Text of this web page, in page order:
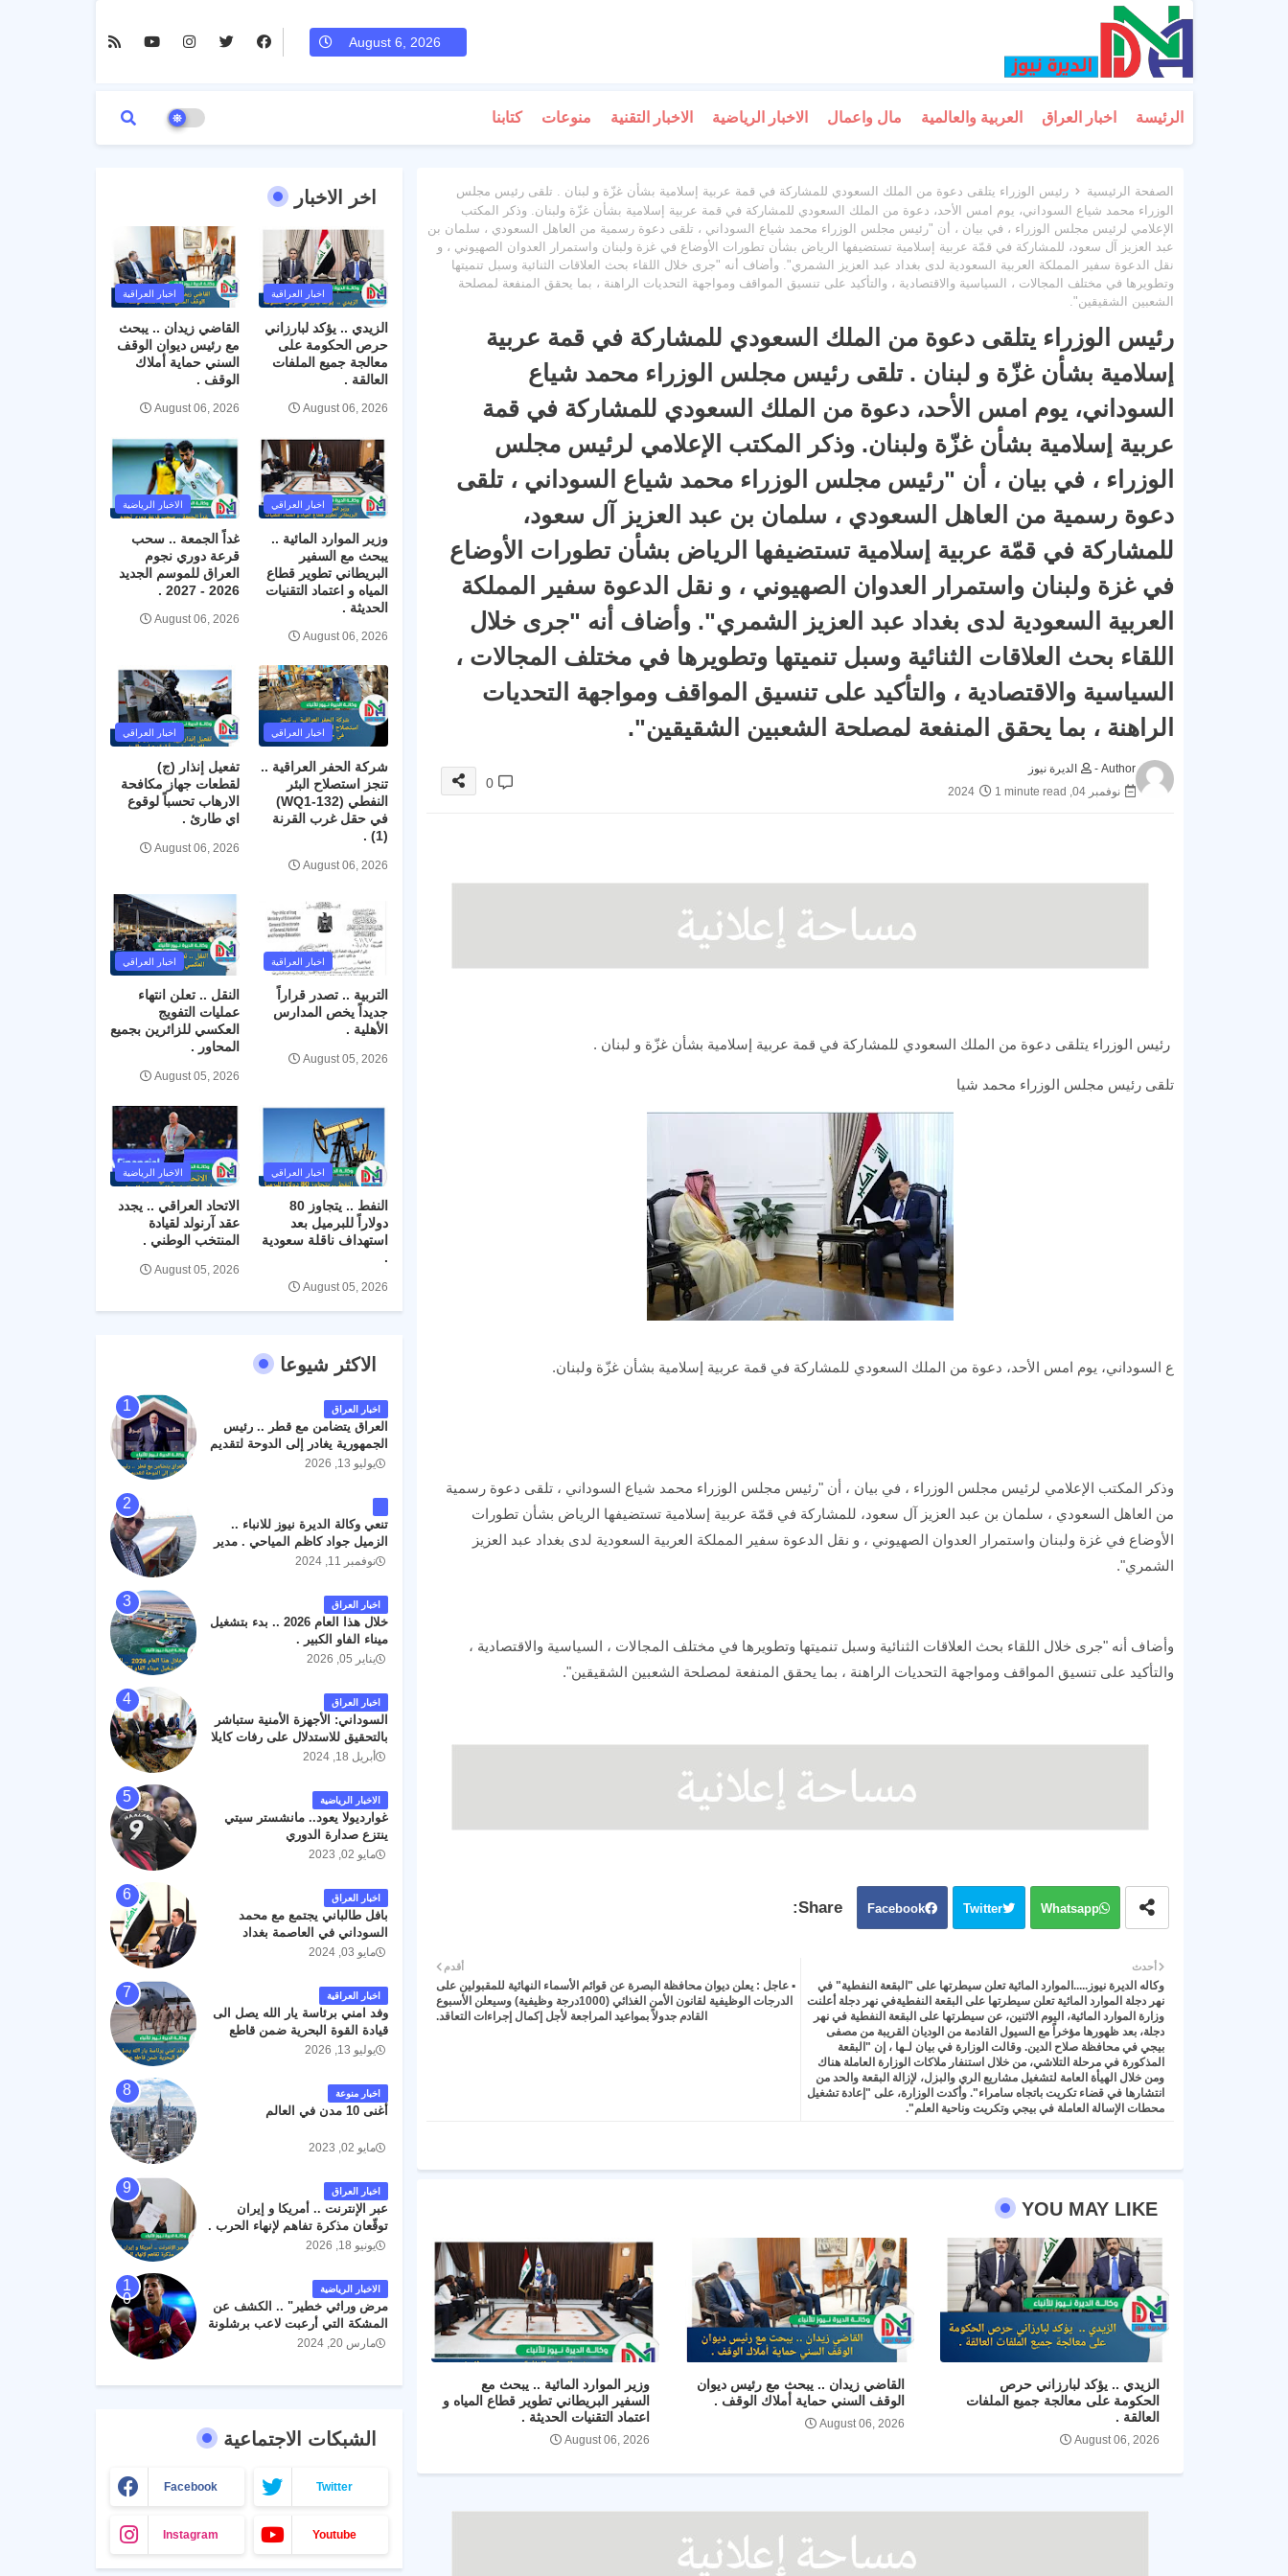
August 6, 2026
الرئيسة اخبار العراق العربية والعالمية مال واعمال الاخبار الرياضية الاخبار التقنية منوعات كتابنا
الصفحة الرئيسية
رئيس الوزراء يتلقى دعوة من الملك السعودي للمشاركة في قمة عربية إسلامية بشأن غزّة و لبنان . تلقى رئيس مجلس
الوزراء محمد شياع السوداني، يوم امس الأحد، دعوة من الملك السعودي للمشاركة في قمة عربية إسلامية بشأن غزّة ولبنان. وذكر المكتب
الإعلامي لرئيس مجلس الوزراء ، في بيان ، أن "رئيس مجلس الوزراء محمد شياع السوداني ، تلقى دعوة رسمية من العاهل السعودي ، سلمان بن
عبد العزيز آل سعود، للمشاركة في قمّة عربية إسلامية تستضيفها الرياض بشأن تطورات الأوضاع في غزة ولبنان واستمرار العدوان الصهيوني ، و
نقل الدعوة سفير المملكة العربية السعودية لدى بغداد عبد العزيز الشمري". وأضاف أنه "جرى خلال اللقاء بحث العلاقات الثنائية وسبل تنميتها
وتطويرها في مختلف المجالات ، السياسية والاقتصادية ، والتأكيد على تنسيق المواقف ومواجهة التحديات الراهنة ، بما يحقق المنفعة لمصلحة
الشعبين الشقيقين".
رئيس الوزراء يتلقى دعوة من الملك السعودي للمشاركة في قمة عربية
إسلامية بشأن غزّة و لبنان . تلقى رئيس مجلس الوزراء محمد شياع
السوداني، يوم امس الأحد، دعوة من الملك السعودي للمشاركة في قمة
عربية إسلامية بشأن غزّة ولبنان. وذكر المكتب الإعلامي لرئيس مجلس
الوزراء ، في بيان ، أن "رئيس مجلس الوزراء محمد شياع السوداني ، تلقى
دعوة رسمية من العاهل السعودي ، سلمان بن عبد العزيز آل سعود،
للمشاركة في قمّة عربية إسلامية تستضيفها الرياض بشأن تطورات الأوضاع
في غزة ولبنان واستمرار العدوان الصهيوني ، و نقل الدعوة سفير المملكة
العربية السعودية لدى بغداد عبد العزيز الشمري". وأضاف أنه "جرى خلال
اللقاء بحث العلاقات الثنائية وسبل تنميتها وتطويرها في مختلف المجالات ،
السياسية والاقتصادية ، والتأكيد على تنسيق المواقف ومواجهة التحديات
الراهنة ، بما يحقق المنفعة لمصلحة الشعبين الشقيقين".
Author -
الديرة نيوز
نوفمبر 04, 2024
1 minute read
0
رئيس الوزراء يتلقى دعوة من الملك السعودي للمشاركة في قمة عربية إسلامية بشأن غزّة و لبنان .
تلقى رئيس مجلس الوزراء محمد شيا
ع السوداني، يوم امس الأحد، دعوة من الملك السعودي للمشاركة في قمة عربية إسلامية بشأن غزّة ولبنان.
وذكر المكتب الإعلامي لرئيس مجلس الوزراء ، في بيان ، أن "رئيس مجلس الوزراء محمد شياع السوداني ، تلقى دعوة رسمية
من العاهل السعودي ، سلمان بن عبد العزيز آل سعود، للمشاركة في قمّة عربية إسلامية تستضيفها الرياض بشأن تطورات
الأوضاع في غزة ولبنان واستمرار العدوان الصهيوني ، و نقل الدعوة سفير المملكة العربية السعودية لدى بغداد عبد العزيز
الشمري".
وأضاف أنه "جرى خلال اللقاء بحث العلاقات الثنائية وسبل تنميتها وتطويرها في مختلف المجالات ، السياسية والاقتصادية ،
والتأكيد على تنسيق المواقف ومواجهة التحديات الراهنة ، بما يحقق المنفعة لمصلحة الشعبين الشقيقين".
Facebook Twitter Whatsapp
أحدث
وكاله الديرة نيوز.....الموارد المائية تعلن سيطرتها على "البقعة النفطية" في
نهر دجلة الموارد المائية تعلن سيطرتها على البقعة النفطيةفي نهر دجلة أعلنت
وزارة الموارد المائية، اليوم الاثنين، عن سيطرتها على البقعة النفطية في نهر
دجلة، بعد ظهورها مؤخراً مع السيول القادمة من الوديان القريبة من مصفى
بيجي في محافظة صلاح الدين. وقالت الوزارة في بيان لـها ، إن "البقعة
المذكورة في مرحلة التلاشي، من خلال استنفار ملاكات الوزارة العاملة هناك
ومن خلال الهيأة العامة لتشغيل مشاريع الري والبزل، لإزالة البقعة والحد من
انتشارها في قضاء تكريت باتجاه سامراء". وأكدت الوزارة، على "إعادة تشغيل
محطات الإسالة العاملة في بيجي وتكريت وناحية العلم".
أقدم
▪️ عاجل : يعلن ديوان محافظة البصرة عن قوائم الأسماء النهائية للمقبولين على
الدرجات الوظيفية لقانون الأمن الغذائي (1000درجة وظيفية) وسيعلن الأسبوع
القادم جدولاً بمواعيد المراجعة لأجل إكمال إجراءات التعاقد.
YOU MAY LIKE
الزيدي .. يؤكد لبارزاني حرص
الحكومة على معالجة جميع الملفات
العالقة .
August 06, 2026
القاضي زيدان .. يبحث مع رئيس ديوان
الوقف السني حماية أملاك الوقف .
August 06, 2026
وزير الموارد المائية .. يبحث مع
السفير البريطاني تطوير قطاع المياه و
اعتماد التقنيات الحديثة .
August 06, 2026
اخر الاخبار
اخبار العراقية
الزيدي .. يؤكد لبارزاني
حرص الحكومة على
معالجة جميع الملفات
العالقة .
August 06, 2026
اخبار العراقية
القاضي زيدان .. يبحث
مع رئيس ديوان الوقف
السني حماية أملاك
الوقف .
August 06, 2026
اخبار العراقي
وزير الموارد المائية ..
يبحث مع السفير
البريطاني تطوير قطاع
المياه و اعتماد التقنيات
الحديثة .
August 06, 2026
الاخبار الرياضية
غداً الجمعة .. سحب
قرعة دوري نجوم
العراق للموسم الجديد
2026 - 2027 .
August 06, 2026
اخبار العراقي
شركة الحفر العراقية ..
تنجز استصلاح البئر
النفطي (WQ1-132)
في حقل غرب القرنة
(1) .
August 06, 2026
اخبار العراقي
تفعيل إنذار (ج)
لقطعات جهاز مكافحة
الارهاب تحسباً لوقوع
اي طارئ .
August 06, 2026
اخبار العراقية
التربية .. تصدر قراراً
جديداً يخص المدارس
الأهلية .
August 05, 2026
اخبار العراقي
النقل .. تعلن انتهاء
عمليات التفويج
العكسي للزائرين بجميع
المحاور .
August 05, 2026
اخبار العراقي
النفط .. يتجاوز 80
دولاراً للبرميل بعد
استهداف ناقلة سعودية
.
August 05, 2026
الاخبار الرياضية
الاتحاد العراقي .. يجدد
عقد آرنولد لقيادة
المنتخب الوطني .
August 05, 2026
الاكثر شيوعا
اخبار العراق
العراق يتضامن مع قطر .. رئيس
الجمهورية يغادر إلى الدوحة لتقديم
واجب العزاء .
يوليو 13, 2026
تنعي وكالة الديرة نيوز للانباء ..
الزميل جواد كاظم المياحي . مدير
الخطوط الجوية العراقية السابق
البصرة الدولي اليوم الاثنين على
الطريق المؤدي من البوابة
الرئيسة الى صالة المسافرين .
حيث كان سبب الحادث يعود
لتصادم عجلته مع عجلة نوع كيا بنكو
مطار البصرة الدولي . سائلين الله
عز وجل ان يتغمد الفقيد بواسع
رحمته ، و انا لله وانا اليه راجعون .
نوفمبر 11, 2024
اخبار العراق
خلال هذا العام 2026 .. بدء بتشغيل
ميناء الفاو الكبير .
يناير 05, 2026
اخبار العراق
السوداني: الأجهزة الأمنية ستباشر
بالتحقيق للاستدلال على رفات كايلا
مولرأبريل 18, 2024
الاخبار الرياضية
غوارديولا يعود.. مانشستر سيتي
ينتزع صدارة الدوري
مايو 02, 2023
اخبار العراق
بافل طالباني يجتمع مع محمد
السوداني في العاصمة بغداد
مايو 03, 2024
اخبار العراقية
وفد امني برئاسة يار الله يصل الى
قيادة القوة البحرية ضمن قاطع
عمليات البصرة .
يوليو 13, 2026
اخبار منوعة
أغنى 10 مدن في العالم
مايو 02, 2023
اخبار العراق
عبر الإنترنت .. أمريكا و إيران
توقّعان مذكرة تفاهم لإنهاء الحرب .
يونيو 18, 2026
الاخبار الرياضية
مرض وراثي خطير" .. الكشف عن
المشكة التي أرعبت لاعب برشلونة
جواو كانسيلو
مارس 20, 2024
الشبكات الاجتماعية
Facebook Twitter
Instagram Youtube